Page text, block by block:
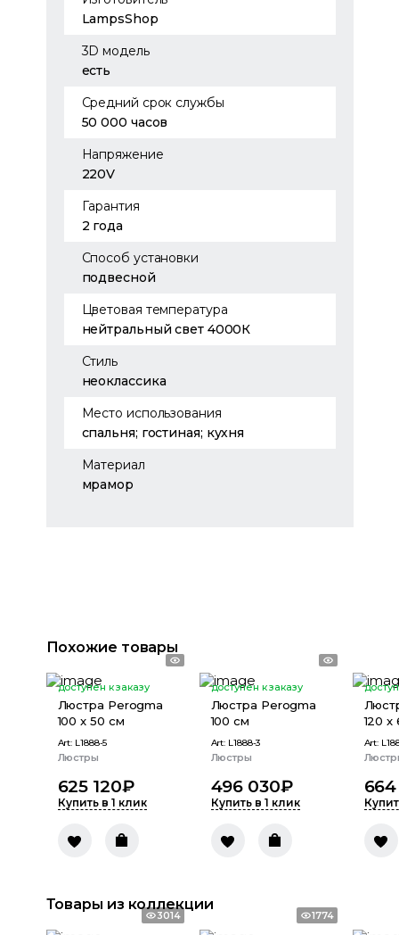
LampsShop
3D модель
есть
Средний срок службы
50 000 часов
Напряжение
220V
Гарантия
2 года
Способ установки
подвесной
Цветовая температура
нейтральный свет 4000К
Стиль
неоклассика
Место использования
спальня; гостиная; кухня
Материал
мрамор
Похожие товары
доступен к заказу
Люстра Perogma
100 x 50 см
Art: L1888-5
Люстры
625 120₽
Купить в 1 клик
доступен к заказу
Люстра Perogma
100 см
Art: L1888-3
Люстры
496 030₽
Купить в 1 клик
120 x
Art:
Товары из коллекции
3014 1774